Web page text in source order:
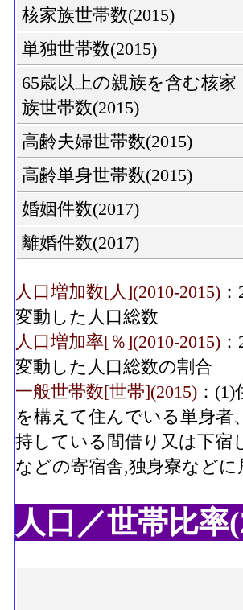
核家族世帯数(2015)
単独世帯数(2015)
65歳以上の親族を含む核家
族世帯数(2015)
高齢夫婦世帯数(2015)
高齢単身世帯数(2015)
婚姻件数(2017)
離婚件数(2017)
人口増加数[人](2010-2015)
変動した人口総数
人口増加率[％](2010-2015)
変動した人口総数の割合
一般世帯数[世帯](2015) ：
を構えて住んでいる単身者
持している間借り又は下宿
などの寄宿舎,独身寮など
人口／世帯比率